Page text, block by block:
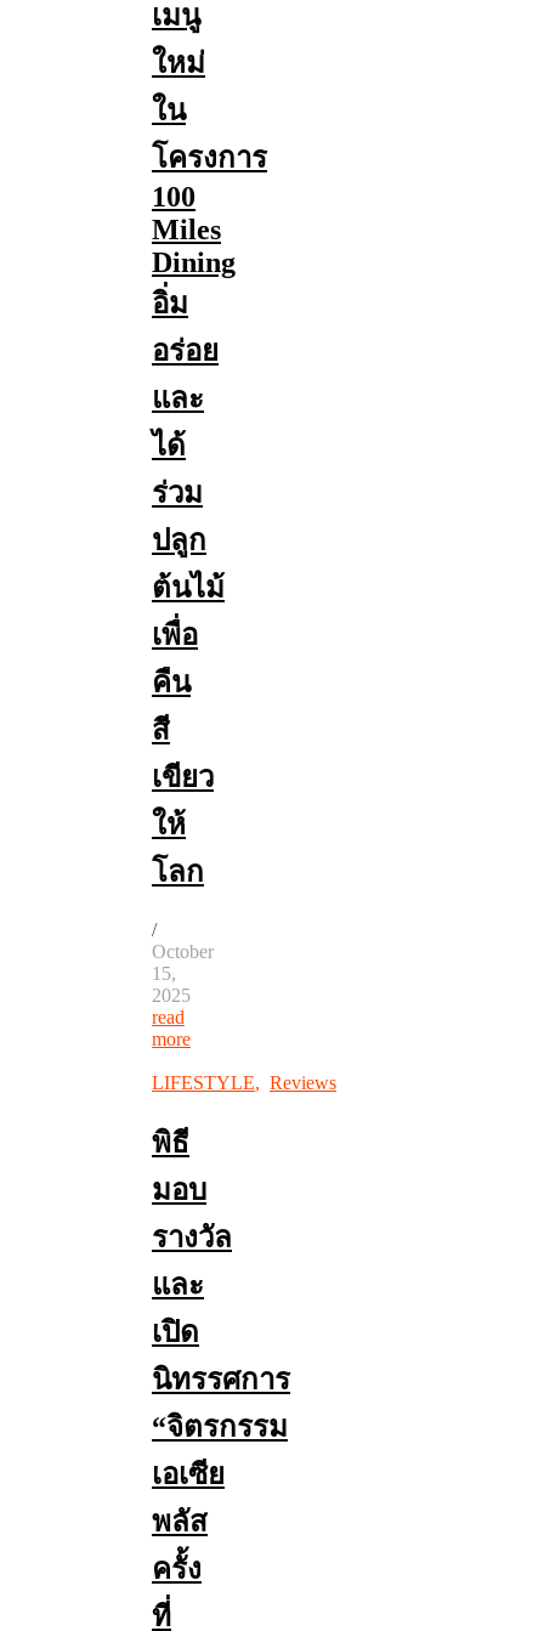
เมนู
ใหม่
ใน
โครงการ
100
Miles
Dining
อิ่ม
อร่อย
และ
ได้
ร่วม
ปลูก
ต้นไม้
เพื่อ
คืน
สี
เขียว
ให้
โลก
/
October
15,
2025
read
more
LIFESTYLE, Reviews
พิธี
มอบ
รางวัล
และ
เปิด
นิทรรศการ
“จิตรกรรม
เอเซีย
พลัส
ครั้ง
ที่